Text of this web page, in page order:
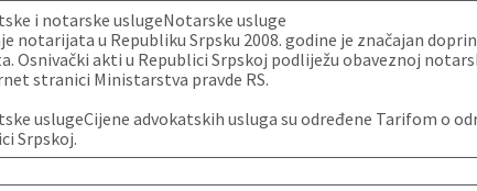
i notarske uslugeNotarske usluge
notarijata u Republiku Srpsku 2008. godine je značajan
Osnivački akti u Republici Srpskoj podliježu obaveznoj
stranici Ministarstva pravde RS.
uslugeCijene advokatskih usluga su određene Tarifom o
Srpskoj.